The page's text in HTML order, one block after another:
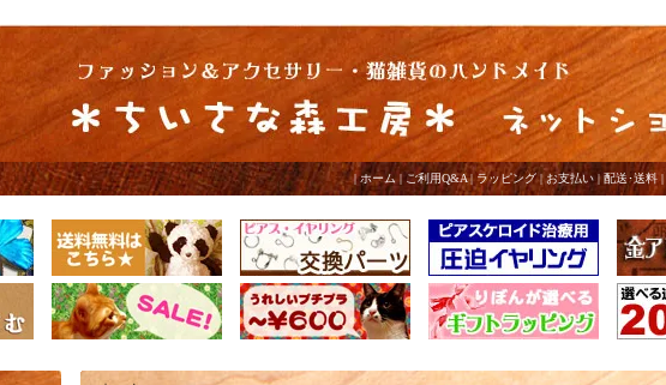
|ホーム | ご利用Q&A| ラッピング| お支払い |配送･送料 |